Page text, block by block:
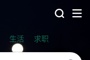
生活 求职